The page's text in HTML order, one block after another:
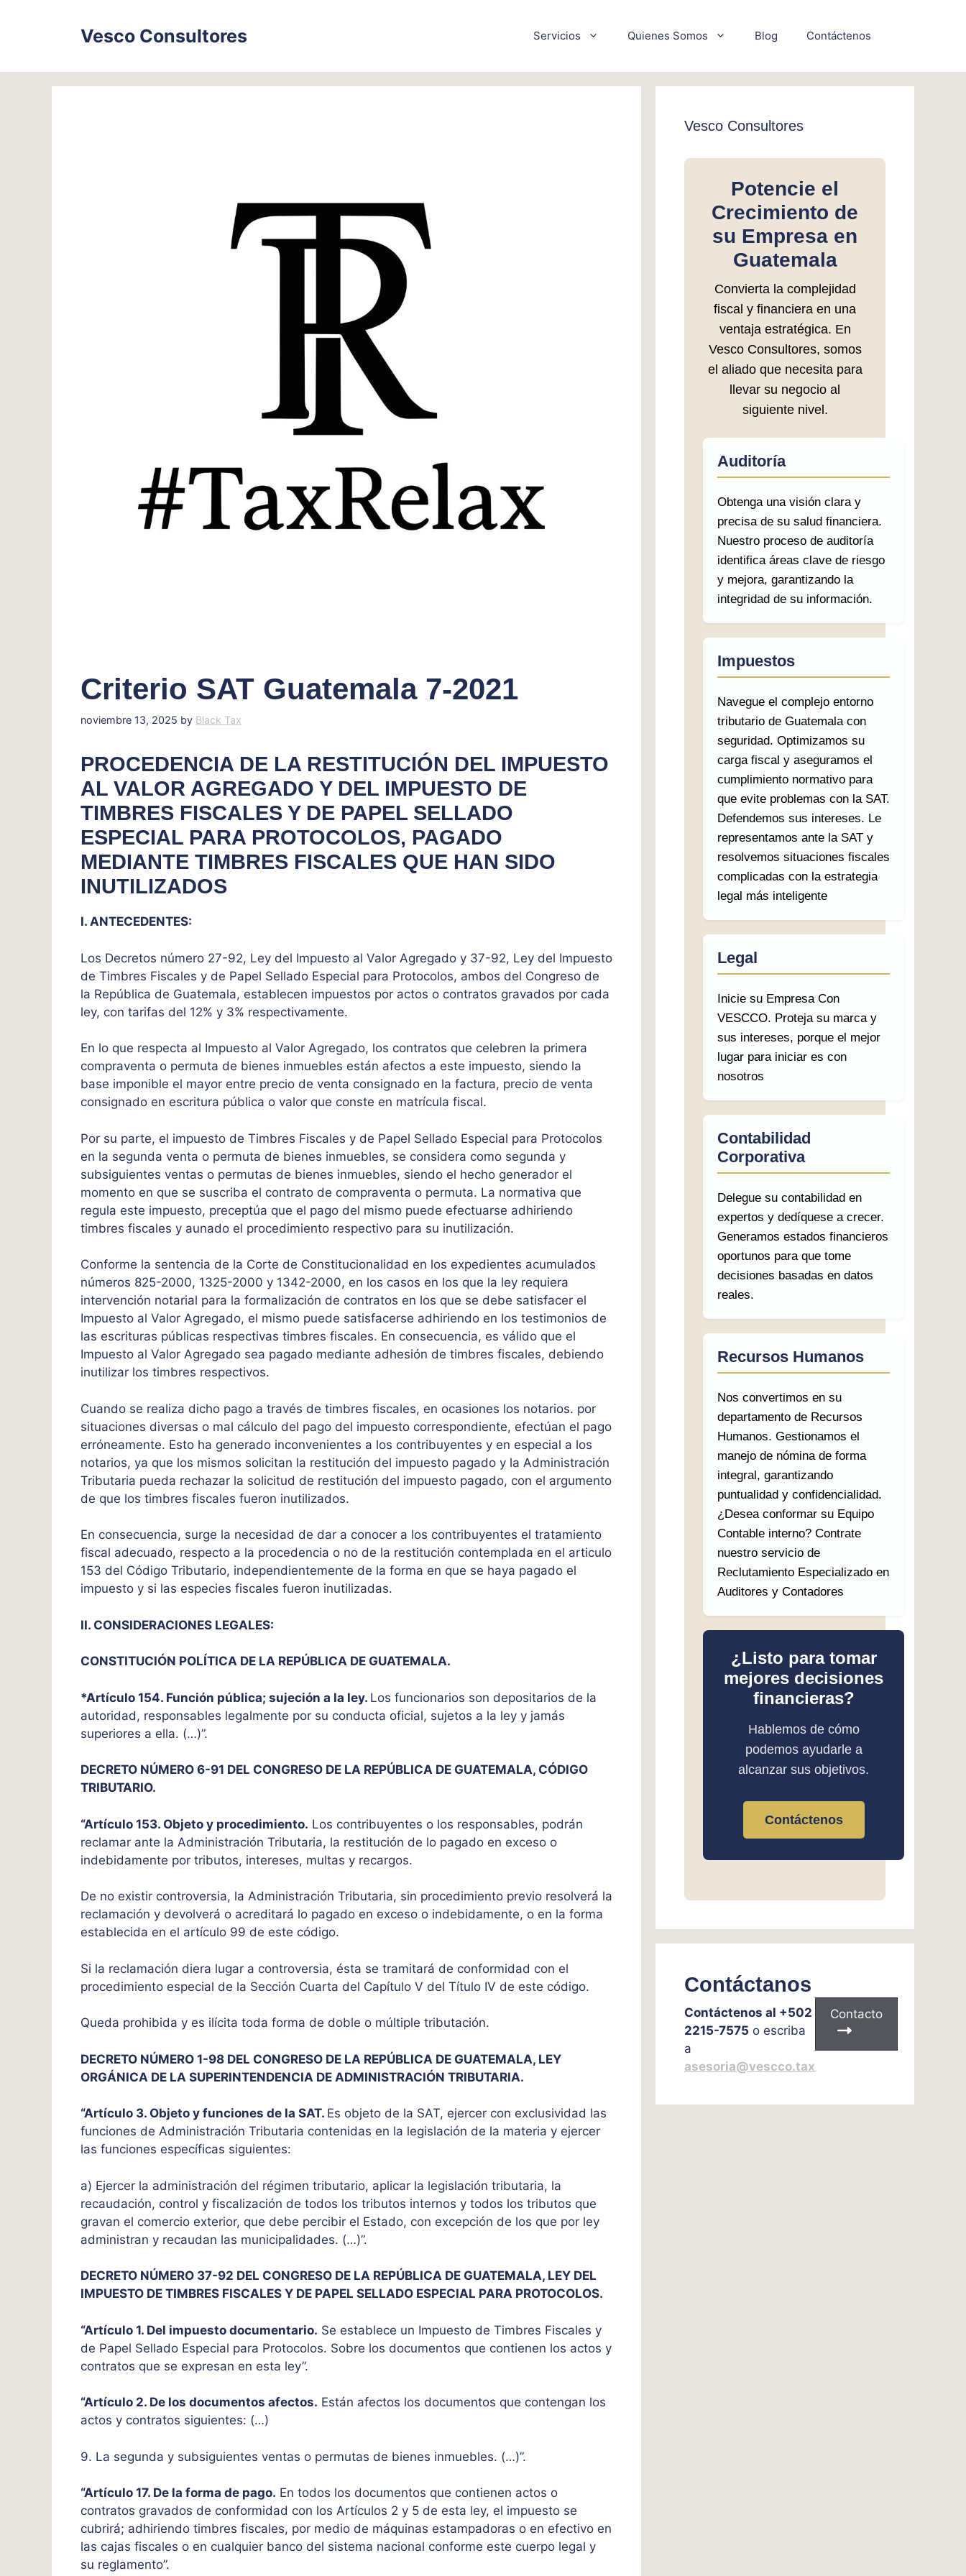
Vesco Consultores Servicios Quienes Somos Blog Contáctenos
Criterio SAT Guatemala 7-2021
noviembre 13, 2025 by Black Tax
PROCEDENCIA DE LA RESTITUCIÓN DEL IMPUESTO
AL VALOR AGREGADO Y DEL IMPUESTO DE
TIMBRES FISCALES Y DE PAPEL SELLADO
ESPECIAL PARA PROTOCOLOS, PAGADO
MEDIANTE TIMBRES FISCALES QUE HAN SIDO
INUTILIZADOS
I. ANTECEDENTES:
Los Decretos número 27-92, Ley del Impuesto al Valor Agregado y 37-92, Ley del Impuesto
de Timbres Fiscales y de Papel Sellado Especial para Protocolos, ambos del Congreso de
la República de Guatemala, establecen impuestos por actos o contratos gravados por cada
ley, con tarifas del 12% y 3% respectivamente.
En lo que respecta al Impuesto al Valor Agregado, los contratos que celebren la primera
compraventa o permuta de bienes inmuebles están afectos a este impuesto, siendo la
base imponible el mayor entre precio de venta consignado en la factura, precio de venta
consignado en escritura pública o valor que conste en matrícula fiscal.
Por su parte, el impuesto de Timbres Fiscales y de Papel Sellado Especial para Protocolos
en la segunda venta o permuta de bienes inmuebles, se considera como segunda y
subsiguientes ventas o permutas de bienes inmuebles, siendo el hecho generador el
momento en que se suscriba el contrato de compraventa o permuta. La normativa que
regula este impuesto, preceptúa que el pago del mismo puede efectuarse adhiriendo
timbres fiscales y aunado el procedimiento respectivo para su inutilización.
Conforme la sentencia de la Corte de Constitucionalidad en los expedientes acumulados
números 825-2000, 1325-2000 y 1342-2000, en los casos en los que la ley requiera
intervención notarial para la formalización de contratos en los que se debe satisfacer el
Impuesto al Valor Agregado, el mismo puede satisfacerse adhiriendo en los testimonios de
las escrituras públicas respectivas timbres fiscales. En consecuencia, es válido que el
Impuesto al Valor Agregado sea pagado mediante adhesión de timbres fiscales, debiendo
inutilizar los timbres respectivos.
Cuando se realiza dicho pago a través de timbres fiscales, en ocasiones los notarios. por
situaciones diversas o mal cálculo del pago del impuesto correspondiente, efectúan el pago
erróneamente. Esto ha generado inconvenientes a los contribuyentes y en especial a los
notarios, ya que los mismos solicitan la restitución del impuesto pagado y la Administración
Tributaria pueda rechazar la solicitud de restitución del impuesto pagado, con el argumento
de que los timbres fiscales fueron inutilizados.
En consecuencia, surge la necesidad de dar a conocer a los contribuyentes el tratamiento
fiscal adecuado, respecto a la procedencia o no de la restitución contemplada en el articulo
153 del Código Tributario, independientemente de la forma en que se haya pagado el
impuesto y si las especies fiscales fueron inutilizadas.
II. CONSIDERACIONES LEGALES:
CONSTITUCIÓN POLÍTICA DE LA REPÚBLICA DE GUATEMALA.
*Artículo 154. Función pública; sujeción a la ley. Los funcionarios son depositarios de la
autoridad, responsables legalmente por su conducta oficial, sujetos a la ley y jamás
superiores a ella. (…)”.
DECRETO NÚMERO 6-91 DEL CONGRESO DE LA REPÚBLICA DE GUATEMALA, CÓDIGO
TRIBUTARIO.
“Artículo 153. Objeto y procedimiento. Los contribuyentes o los responsables, podrán
reclamar ante la Administración Tributaria, la restitución de lo pagado en exceso o
indebidamente por tributos, intereses, multas y recargos.
De no existir controversia, la Administración Tributaria, sin procedimiento previo resolverá la
reclamación y devolverá o acreditará lo pagado en exceso o indebidamente, o en la forma
establecida en el artículo 99 de este código.
Si la reclamación diera lugar a controversia, ésta se tramitará de conformidad con el
procedimiento especial de la Sección Cuarta del Capítulo V del Título IV de este código.
Queda prohibida y es ilícita toda forma de doble o múltiple tributación.
DECRETO NÚMERO 1-98 DEL CONGRESO DE LA REPÚBLICA DE GUATEMALA, LEY
ORGÁNICA DE LA SUPERINTENDENCIA DE ADMINISTRACIÓN TRIBUTARIA.
“Artículo 3. Objeto y funciones de la SAT. Es objeto de la SAT, ejercer con exclusividad las
funciones de Administración Tributaria contenidas en la legislación de la materia y ejercer
las funciones específicas siguientes:
a) Ejercer la administración del régimen tributario, aplicar la legislación tributaria, la
recaudación, control y fiscalización de todos los tributos internos y todos los tributos que
gravan el comercio exterior, que debe percibir el Estado, con excepción de los que por ley
administran y recaudan las municipalidades. (…)”.
DECRETO NÚMERO 37-92 DEL CONGRESO DE LA REPÚBLICA DE GUATEMALA, LEY DEL
IMPUESTO DE TIMBRES FISCALES Y DE PAPEL SELLADO ESPECIAL PARA PROTOCOLOS.
“Artículo 1. Del impuesto documentario. Se establece un Impuesto de Timbres Fiscales y
de Papel Sellado Especial para Protocolos. Sobre los documentos que contienen los actos y
contratos que se expresan en esta ley”.
“Artículo 2. De los documentos afectos. Están afectos los documentos que contengan los
actos y contratos siguientes: (…)
9. La segunda y subsiguientes ventas o permutas de bienes inmuebles. (…)”.
“Artículo 17. De la forma de pago. En todos los documentos que contienen actos o
contratos gravados de conformidad con los Artículos 2 y 5 de esta ley, el impuesto se
cubrirá; adhiriendo timbres fiscales, por medio de máquinas estampadoras o en efectivo en
las cajas fiscales o en cualquier banco del sistema nacional conforme este cuerpo legal y
su reglamento”.
Vesco Consultores
Potencie el
Crecimiento de
su Empresa en
Guatemala
Convierta la complejidad
fiscal y financiera en una
ventaja estratégica. En
Vesco Consultores, somos
el aliado que necesita para
llevar su negocio al
siguiente nivel.
Auditoría
Obtenga una visión clara y
precisa de su salud financiera.
Nuestro proceso de auditoría
identifica áreas clave de riesgo
y mejora, garantizando la
integridad de su información.
Impuestos
Navegue el complejo entorno
tributario de Guatemala con
seguridad. Optimizamos su
carga fiscal y aseguramos el
cumplimiento normativo para
que evite problemas con la SAT.
Defendemos sus intereses. Le
representamos ante la SAT y
resolvemos situaciones fiscales
complicadas con la estrategia
legal más inteligente
Legal
Inicie su Empresa Con
VESCCO. Proteja su marca y
sus intereses, porque el mejor
lugar para iniciar es con
nosotros
Contabilidad
Corporativa
Delegue su contabilidad en
expertos y dedíquese a crecer.
Generamos estados financieros
oportunos para que tome
decisiones basadas en datos
reales.
Recursos Humanos
Nos convertimos en su
departamento de Recursos
Humanos. Gestionamos el
manejo de nómina de forma
integral, garantizando
puntualidad y confidencialidad.
¿Desea conformar su Equipo
Contable interno? Contrate
nuestro servicio de
Reclutamiento Especializado en
Auditores y Contadores
¿Listo para tomar
mejores decisiones
financieras?
Hablemos de cómo
podemos ayudarle a
alcanzar sus objetivos.
Contáctenos
Contáctanos
Contáctenos al +502
2215-7575 o escriba
a
asesoria@vescco.tax
Contacto